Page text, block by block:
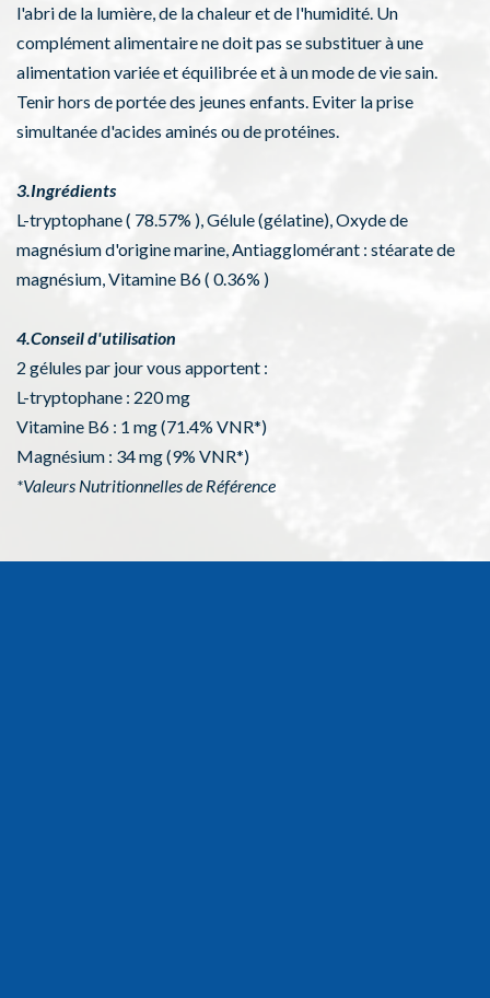
l'abri de la lumière, de la chaleur et de l'humidité. Un
complément alimentaire ne doit pas se substituer à une
alimentation variée et équilibrée et à un mode de vie sain.
Tenir hors de portée des jeunes enfants. Eviter la prise
simultanée d'acides aminés ou de protéines.
3.Ingrédients
L-tryptophane ( 78.57% ), Gélule (gélatine), Oxyde de
magnésium d'origine marine, Antiagglomérant : stéarate de
magnésium, Vitamine B6 ( 0.36% )
4.Conseil d'utilisation
2 gélules par jour vous apportent :
L-tryptophane : 220 mg
Vitamine B6 : 1 mg (71.4% VNR*)
Magnésium : 34 mg (9% VNR*)
*Valeurs Nutritionnelles de Référence